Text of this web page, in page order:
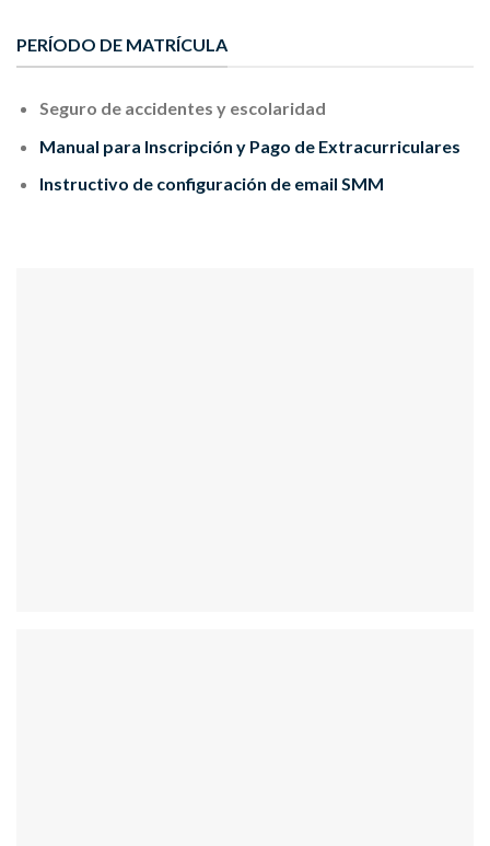
PERÍODO DE MATRÍCULA
Seguro de accidentes y escolaridad
Manual para Inscripción y Pago de Extracurriculares
Instructivo de configuración de email SMM